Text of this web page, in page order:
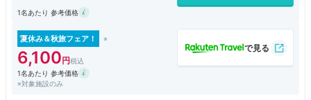
1名あたり 参考価格
夏休み＆秋旅フェア！
6,100
1名あたり 参考価格
※対象施設のみ